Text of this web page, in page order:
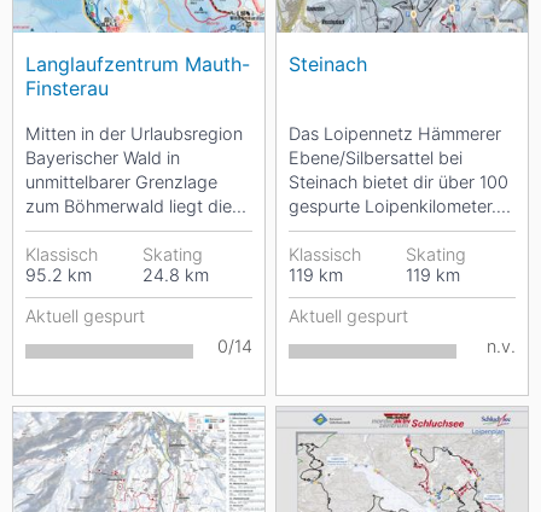
Langlaufzentrum Mauth-
Finsterau
Mitten in der Urlaubsregion
Bayerischer Wald in
unmittelbarer Grenzlage
zum Böhmerwald liegt die
Gemeinde Mauth-Finsterau.
Beim Langlaufen auf...
Klassisch
95.2 km
Skating
24.8 km
Aktuell gespurt
0/14
Steinach
Das Loipennetz Hämmerer
Ebene/Silbersattel bei
Steinach bietet dir über 100
gespurte Loipenkilometer.
Die 13 Loipen werden, je
nach...
Klassisch
119 km
Skating
119 km
Aktuell gespurt
n.v.